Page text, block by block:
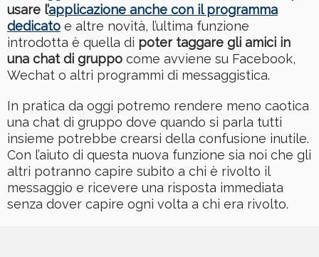
usare l’applicazione anche con il programma
dedicato e altre novità, l’ultima funzione
introdotta è quella di poter taggare gli amici in
una chat di gruppo come avviene su Facebook,
Wechat o altri programmi di messaggistica.
In pratica da oggi potremo rendere meno caotica
una chat di gruppo dove quando si parla tutti
insieme potrebbe crearsi della confusione inutile.
Con l’aiuto di questa nuova funzione sia noi che gli
altri potranno capire subito a chi è rivolto il
messaggio e ricevere una risposta immediata
senza dover capire ogni volta a chi era rivolto.